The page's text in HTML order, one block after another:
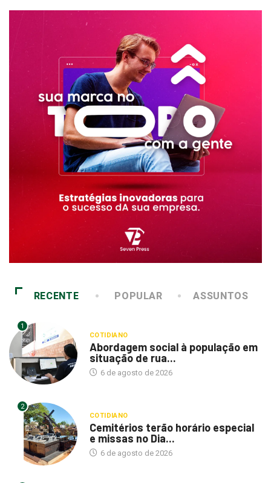
RECENTE POPULAR ASSUNTOS
1
COTIDIANO
Abordagem social à população em
situação de rua...
6 de agosto de 2026
2
COTIDIANO
Cemitérios terão horário especial
e missas no Dia...
6 de agosto de 2026